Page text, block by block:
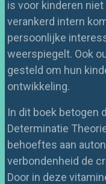
is voor kinderen
verankerd intern
persoonlijke
weerspiegelt. Ook
gesteld om hun
ontwikkeling.
In dit boek betogen
Determinatie
behoeftes aan
verbondenheid de
Door in deze